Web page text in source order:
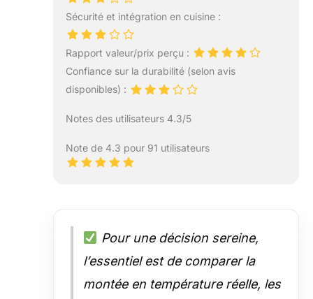
Sécurité et intégration en cuisine :
Rapport valeur/prix perçu :
Confiance sur la durabilité (selon avis
disponibles) :
Notes des utilisateurs 4.3/5
Note de 4.3 pour 91 utilisateurs
Pour une décision sereine,
l’essentiel est de comparer la
montée en température réelle, les